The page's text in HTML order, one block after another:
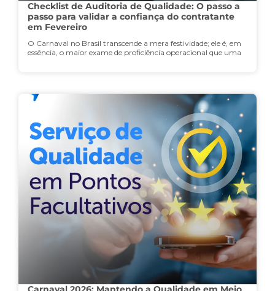
Checklist de Auditoria de Qualidade: O passo a
passo para validar a confiança do contratante
em Fevereiro
O Carnaval no Brasil transcende a mera festividade; ele é, em
essência, o maior exame de proficiência operacional que uma